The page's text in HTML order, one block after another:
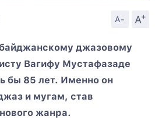
A- A
+
джазовому
Вагифу Мустафазаде
бы 85 лет. Именно он
и мугам, став
жанра.